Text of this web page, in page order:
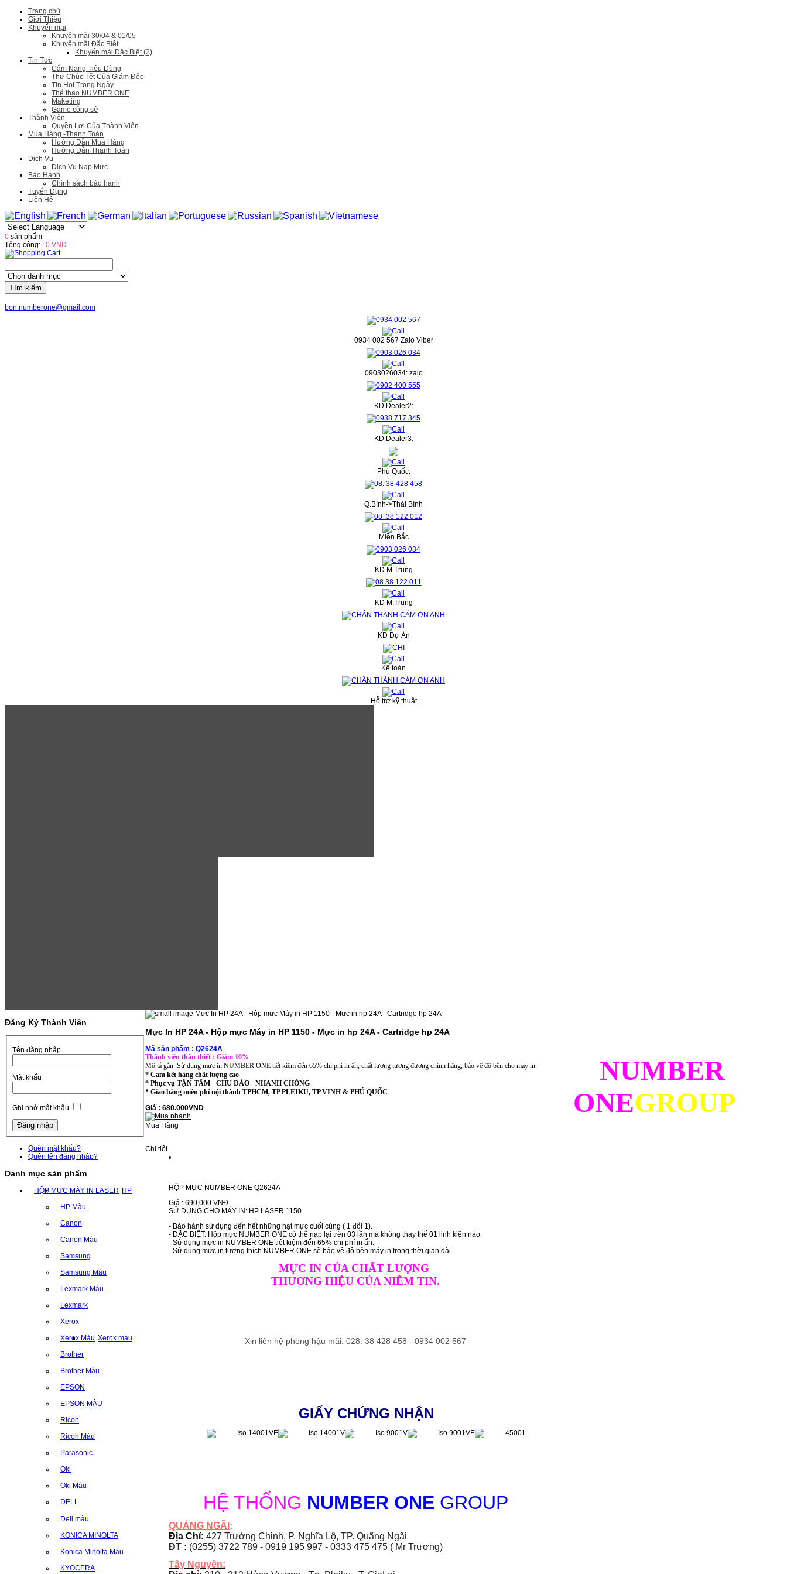
Trang chủ
Giới Thiệu
Khuyến mại
Khuyến mãi 30/04 & 01/05
Khuyến mãi Đặc Biệt
Khuyến mãi Đặc Biệt (2)
Tin Tức
Cẩm Nang Tiêu Dùng
Thư Chúc Tết Của Giám Đốc
Tin Hot Trong Ngày
Thể thao NUMBER ONE
Maketing
Game công sở
Thành Viên
Quyền Lợi Của Thành Viên
Mua Hàng -Thanh Toán
Hướng Dẫn Mua Hàng
Hướng Dẫn Thanh Toán
Dịch Vụ
Dịch Vụ Nạp Mực
Bảo Hành
Chính sách bảo hành
Tuyển Dụng
Liên Hệ
0 sản phẩm
Tổng cộng: : 0 VND
Tìm kiếm
bon.numberone@gmail.com
0934 002 567 Zalo Viber
0903026034: zalo
KD Dealer2:
KD Dealer3:
Phú Quốc:
Q.Bình->Thái Bình
Miền Bắc
KD M.Trung
KD M.Trung
KD Dự Án
Kế toán
Hỗ trợ kỹ thuật
Đăng Ký Thành Viên
Tên đăng nhập
Mật khẩu
Ghi nhớ mật khẩu
Quên mật khẩu?
Quên tên đăng nhập?
Danh mục sản phẩm
HỘP MỰC MÁY IN LASER HP
HP Màu
Canon
Canon Màu
Samsung
Samsung Màu
Lexmark Màu
Lexmark
Xerox
Xerox Màu Xerox màu
Brother
Brother Màu
EPSON
EPSON MÀU
Ricoh
Ricoh Màu
Parasonic
Oki
Oki Màu
DELL
Dell màu
KONICA MINOLTA
Konica Minolta Màu
KYOCERA
Mực In HP 24A - Hộp mực Máy in HP 1150 - Mực in hp 24A - Cartridge hp 24A
Mã sản phẩm : Q2624A
Thành viên thân thiết : Giảm 10%
Mô tả gắn :Sử dụng mực in NUMBER ONE tiết kiệm đến 65% chi phí in ấn, chất lượng tương đương chính hãng, bảo vệ độ bền cho máy in.
* Cam kết hàng chất lượng cao
* Phục vụ TẬN TÂM - CHU ĐÁO - NHANH CHÓNG
* Giao hàng miễn phí nội thành TPHCM, TP PLEIKU, TP VINH & PHÚ QUỐC
Giá : 680.000VND
Mua Hàng
Chi tiết
HỘP MỰC NUMBER ONE Q2624A
Giá : 690,000 VNĐ
SỬ DỤNG CHO MÁY IN: HP LASER 1150
- Bảo hành sử dụng đến hết những hạt mực cuối cùng ( 1 đổi 1).
- ĐẶC BIỆT: Hộp mực NUMBER ONE có thể nạp lại trên 03 lần mà không thay thế 01 linh kiện nào.
- Sử dụng mực in NUMBER ONE tiết kiệm đến 65% chi phí in ấn.
- Sử dụng mực in tương thích NUMBER ONE sẽ bảo vệ độ bền máy in trong thời gian dài.
MỰC IN CỦA CHẤT LƯỢNG
THƯƠNG HIỆU CỦA NIỀM TIN.
Xin liên hệ phòng hậu mãi: 028. 38 428 458 - 0934 002 567
GIẤY CHỨNG NHẬN
HỆ THỐNG NUMBER ONE GROUP
QUẢNG NGÃI :
Địa Chỉ: 427 Trường Chinh, P. Nghĩa Lộ, TP. Quãng Ngãi
ĐT : (0255) 3722 789 - 0919 195 997 - 0333 475 475 ( Mr Trương)
Tây Nguyên:
NUMBER
ONEGROUP